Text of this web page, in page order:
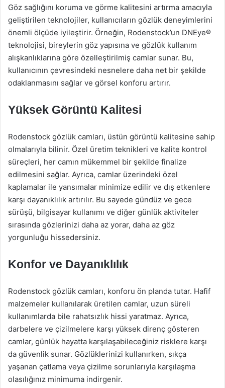
Göz sağlığını koruma ve görme kalitesini artırma amacıyla
geliştirilen teknolojiler, kullanıcıların gözlük deneyimlerini
önemli ölçüde iyileştirir. Örneğin, Rodenstock’un DNEye®
teknolojisi, bireylerin göz yapısına ve gözlük kullanım
alışkanlıklarına göre özelleştirilmiş camlar sunar. Bu,
kullanıcının çevresindeki nesnelere daha net bir şekilde
odaklanmasını sağlar ve görsel konforu artırır.
Yüksek Görüntü Kalitesi
Rodenstock gözlük camları, üstün görüntü kalitesine sahip
olmalarıyla bilinir. Özel üretim teknikleri ve kalite kontrol
süreçleri, her camın mükemmel bir şekilde finalize
edilmesini sağlar. Ayrıca, camlar üzerindeki özel
kaplamalar ile yansımalar minimize edilir ve dış etkenlere
karşı dayanıklılık artırılır. Bu sayede gündüz ve gece
sürüşü, bilgisayar kullanımı ve diğer günlük aktiviteler
sırasında gözlerinizi daha az yorar, daha az göz
yorgunluğu hissedersiniz.
Konfor ve Dayanıklılık
Rodenstock gözlük camları, konforu ön planda tutar. Hafif
malzemeler kullanılarak üretilen camlar, uzun süreli
kullanımlarda bile rahatsızlık hissi yaratmaz. Ayrıca,
darbelere ve çizilmelere karşı yüksek direnç gösteren
camlar, günlük hayatta karşılaşabileceğiniz risklere karşı
da güvenlik sunar. Gözlüklerinizi kullanırken, sıkça
yaşanan çatlama veya çizilme sorunlarıyla karşılaşma
olasılığınız minimuma indirgenir.